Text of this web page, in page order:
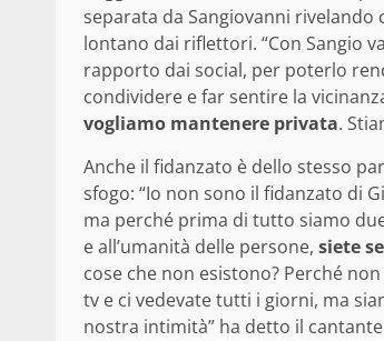
separata da Sangiovanni
lontano dai riflettori. “Con Sangio
rapporto dai social, per poterlo
condividere e far sentire la
vogliamo mantenere privata.
Anche il fidanzato è dello stesso
sfogo: “Io non sono il fidanzato di
ma perché prima di tutto siamo
e all’umanità delle persone, siete
cose che non esistono? Perché
tv e ci vedevate tutti i giorni, ma
nostra intimità” ha detto il